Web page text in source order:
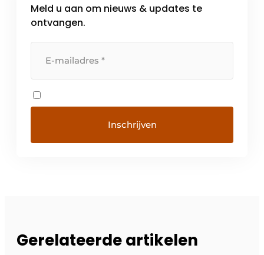
Meld u aan om nieuws & updates te
ontvangen.
Gerelateerde artikelen